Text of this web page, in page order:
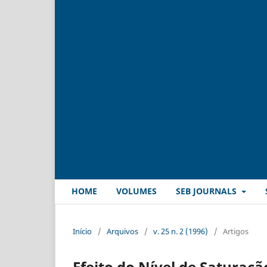
HOME VOLUMES SEB JOURNALS
Início / Arquivos / v. 25 n. 2 (1996) / Artigos